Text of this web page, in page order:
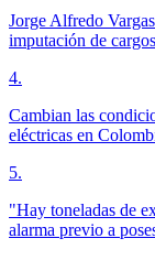
Jorge Alfredo
imputación de cargos
4.
Cambian las
eléctricas en
5.
"Hay toneladas de
alarma previo a